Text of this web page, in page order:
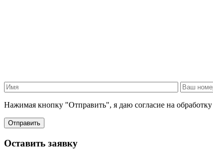
Нажимая кнопку "Отправить", я даю согласие на
Отправить
Оставить заявку